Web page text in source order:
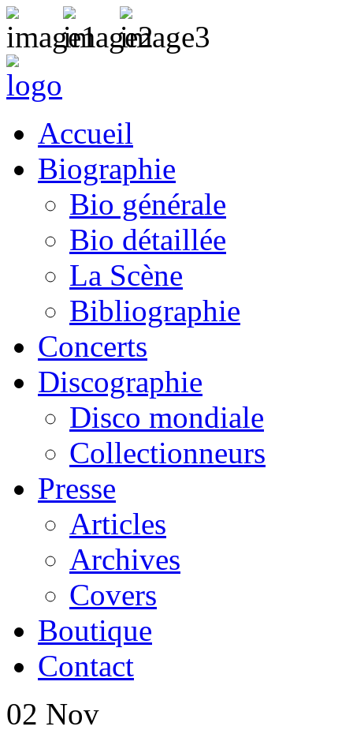
Accueil
Biographie
Bio générale
Bio détaillée
La Scène
Bibliographie
Concerts
Discographie
Disco mondiale
Collectionneurs
Presse
Articles
Archives
Covers
Boutique
Contact
02 Nov